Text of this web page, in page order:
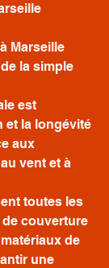
Marseille
la simple
est
et la longévité
aux
vent et à
toutes les
couverture
de
une